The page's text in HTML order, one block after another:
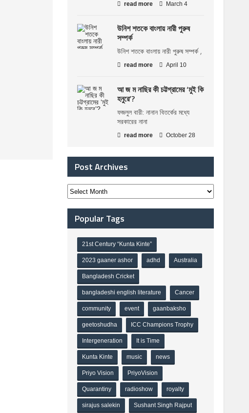
read more March 4
উনিশ শতকে বাংলায় নারী পুরুষ
সম্পর্ক
উনিশ শতকে বাংলায় নারী পুরুষ সম্পর্ক ,
read more April 10
আ জ ম নাছির কী চট্টগ্রামের ‘মুই কি
হনুরে’?
ফজলুল বারী: নানান বিতর্কের মধ্যে
সরকারের নানা
read more October 28
Post Archives
Popular Tags
21st Century “Kunta Kinte”
2023 gaaner ashor adhd Australia
Bangladesh Cricket
bangladeshi english literature Cancer
community event gaanbaksho
geetoshudha ICC Champions Trophy
Intergeneration It is Time
Kunta Kinte music news
Priyo Vision PriyoVision
Quarantiny radioshow royalty
sirajus salekin Sushant Singh Rajput